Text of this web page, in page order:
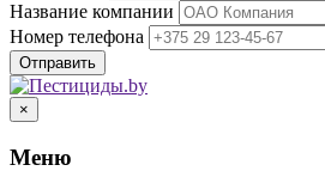
Название компании
Номер телефона
×
Меню